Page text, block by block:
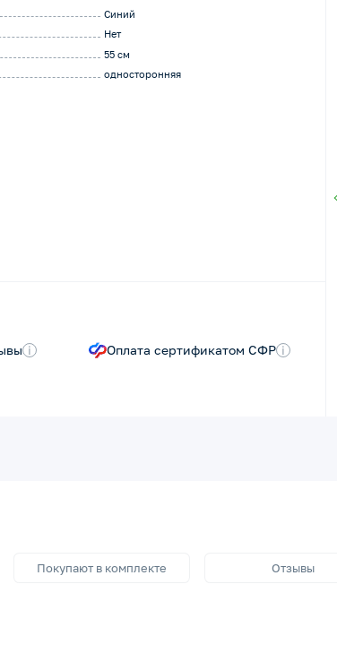
Синий
Нет
55 см
односторонняя
i Оплата сертификатом СФР i
Покупают в комплекте Отзывы